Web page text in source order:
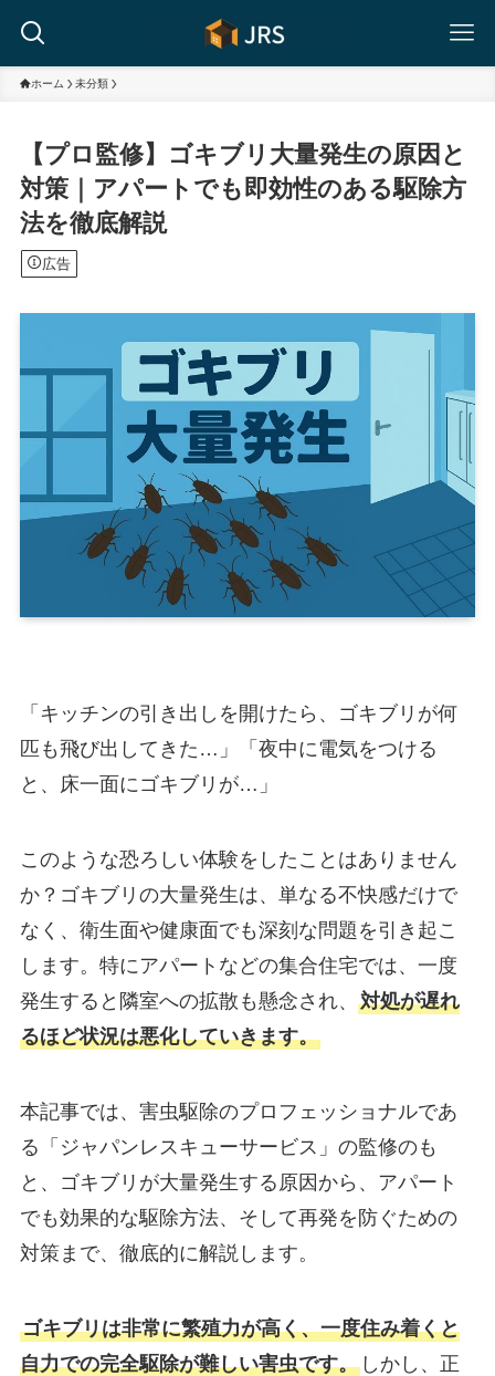
ホーム 未分類
【プロ監修】ゴキブリ大量発生の原因と
対策｜アパートでも即効性のある駆除方
法を徹底解説
広告
「キッチンの引き出しを開けたら、ゴキブリが何
匹も飛び出してきた…」「夜中に電気をつける
と、床一面にゴキブリが…」
このような恐ろしい体験をしたことはありません
か？ゴキブリの大量発生は、単なる不快感だけで
なく、衛生面や健康面でも深刻な問題を引き起こ
します。特にアパートなどの集合住宅では、一度
発生すると隣室への拡散も懸念され、 対処が遅れ
るほど状況は悪化していきます。
本記事では、害虫駆除のプロフェッショナルであ
る「ジャパンレスキューサービス」の監修のも
と、ゴキブリが大量発生する原因から、アパート
でも効果的な駆除方法、そして再発を防ぐための
対策まで、徹底的に解説します。
ゴキブリは非常に繁殖力が高く、一度住み着くと
自力での完全駆除が難しい害虫です。しかし、正